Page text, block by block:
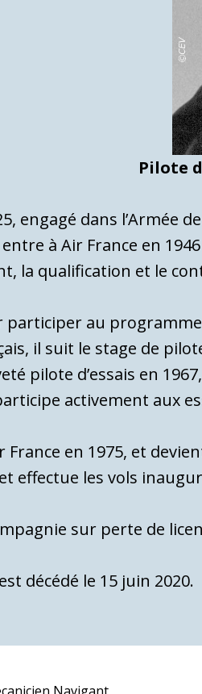
Pilote
engagé dans l’Armée
à Air France en
la qualification et le
participer au
il suit le stage de pilote
pilote d’essais en
activement aux
France en 1975, et
effectue les vols
sur perte de
décédé le 15 juin 2020.